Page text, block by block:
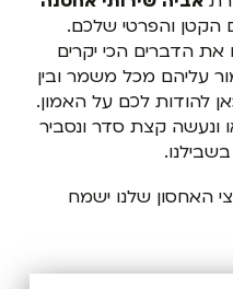
והפרטי שלכם.
את הדברים הכי יקרים
עליהם מכל משמר ובין
להודות לכם על האמון.
ונעשה קצת סדר ונסביר
האחסון שלנו ישמח